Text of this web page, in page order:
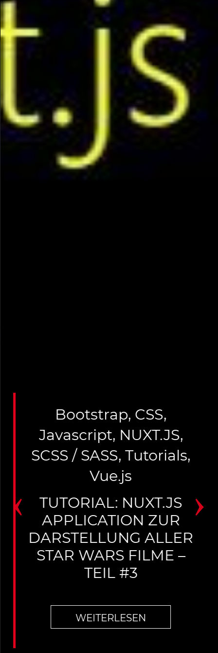
Bootstrap, CSS,
Javascript, NUXT.JS,
SCSS / SASS, Tutorials,
Vue.js
TUTORIAL: NUXT.JS
APPLICATION ZUR
DARSTELLUNG ALLER
STAR WARS FILME –
TEIL #3
WEITERLESEN
‹ ›